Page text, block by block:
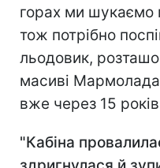
горах ми шукаємо
тож потрібно
льодовик,
масиві
вже через 15
"Кабіна